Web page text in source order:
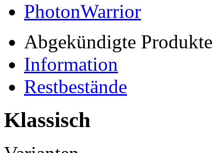
PhotonWarrior
Abgekündigte Produkte
Information
Restbestände
Klassisch